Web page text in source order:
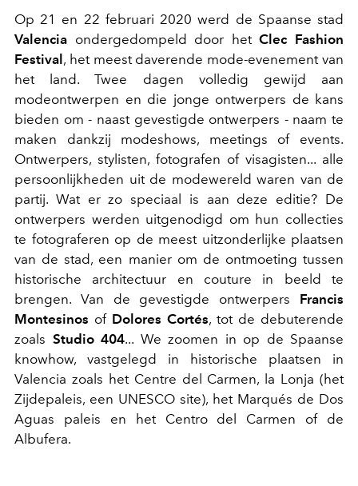
Op 21 en 22 februari 2020 werd de Spaanse stad
Valencia ondergedompeld door hetClec Fashion
Festival , het meest daverende mode-evenement van
het land. Twee dagen volledig gewijd aan
modeontwerpen en die jonge ontwerpers de kans
bieden om - naast gevestigde ontwerpers - naam te
maken dankzij modeshows, meetings of events.
Ontwerpers, stylisten, fotografen of visagisten... alle
persoonlijkheden uit de modewereld waren van de
partij. Wat er zo speciaal is aan deze editie? De
ontwerpers werden uitgenodigd om hun collecties
te fotograferen op de meest uitzonderlijke plaatsen
van de stad, een manier om de ontmoeting tussen
historische architectuur en couture in beeld te
brengen. Van de gevestigde ontwerpers Francis
Montesinos of Dolores Cortés, tot de debuterende
zoals Studio 404... We zoomen in op de Spaanse
knowhow, vastgelegd in historische plaatsen in
Valencia zoals het Centre del Carmen, la Lonja (het
Zijdepaleis, een UNESCO site), het Marqués de Dos
Aguas paleis en het Centro del Carmen of de
Albufera.